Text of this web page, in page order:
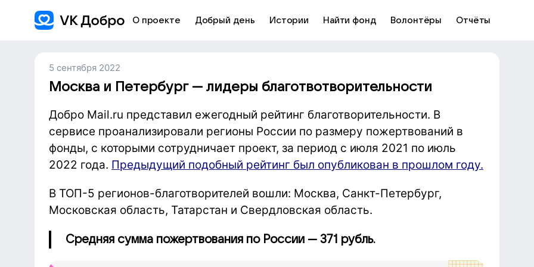
О проекте Добрый день Истории Найти фонд Волонтёры Отчёты
5 сентября 2022
Москва и Петербург — лидеры благотвотворительности
Добро Mail.ru представил ежегодный рейтинг благотворительности. В
сервисе проанализировали регионы России по размеру пожертвований в
фонды, с которыми сотрудничает проект, за период с июля 2021 по июль
2022 года. Предыдущий подобный рейтинг был опубликован в прошлом году.
В ТОП-5 регионов-благотворителей вошли: Москва, Санкт-Петербург,
Московская область, Татарстан и Свердловская область.
Средняя сумма пожертвования по России — 371 рубль.